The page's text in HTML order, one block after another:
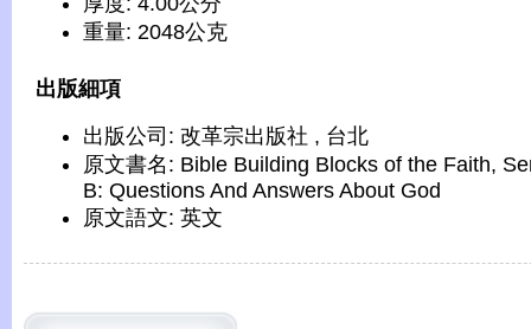
重量: 2048公克
出版細項
出版公司: 改革宗出版社 , 台北
原文書名: Bible Building Blocks of the Faith,
B: Questions And Answers About God
原文語文: 英文